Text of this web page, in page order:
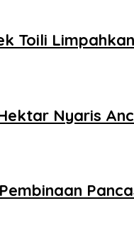
Toili
Nyaris